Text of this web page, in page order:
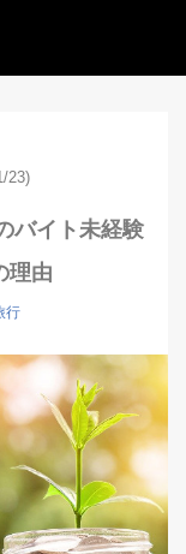
23)
バイト未経験
理由
行